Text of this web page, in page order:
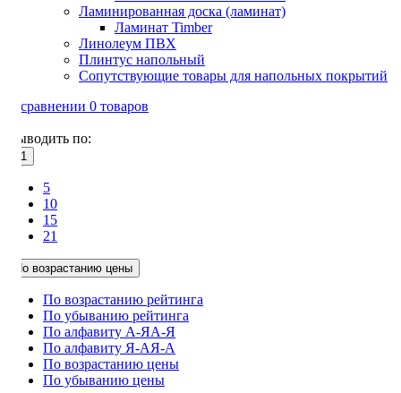
Ламинированная доска (ламинат)
Ламинат Timber
Линолеум ПВХ
Плинтус напольный
Сопутствующие товары для напольных покрытий
В сравнении 0 товаров
Выводить по:
21
5
10
15
21
По возрастанию цены
По возрастанию рейтинга
По убыванию рейтинга
По алфавиту А-ЯА-Я
По алфавиту Я-АЯ-А
По возрастанию цены
По убыванию цены